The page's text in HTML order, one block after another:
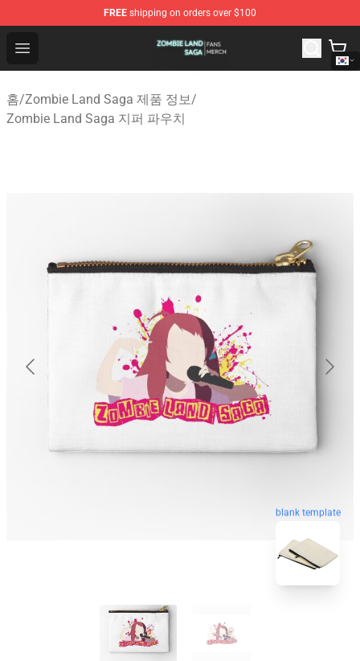
FREE shipping on orders over $100
Open menu
Zombie Land Saga Shop - Official Zombie Land Saga
홈/Zombie Land Saga 제품 정보/
Zombie Land Saga 지퍼 파우치
blank template